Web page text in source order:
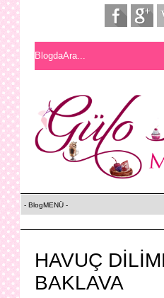
HAVUÇ
BAKLAVA